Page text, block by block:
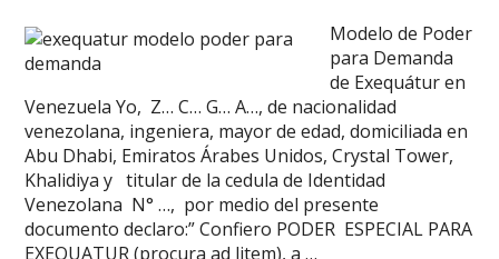
Modelo de Poder
para Demanda
de Exequátur en
Venezuela Yo, Z… C… G… A…, de nacionalidad
venezolana, ingeniera, mayor de edad, domiciliada en
Abu Dhabi, Emiratos Árabes Unidos, Crystal Tower,
Khalidiya y titular de la cedula de Identidad
Venezolana N° …, por medio del presente
documento declaro:” Confiero PODER ESPECIAL PARA
EXEQUATUR (procura ad litem), a …